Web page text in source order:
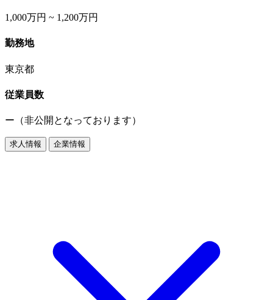
1,000万円 ~ 1,200万円
勤務地
東京都
従業員数
ー（非公開となっております）
求人情報 企業情報